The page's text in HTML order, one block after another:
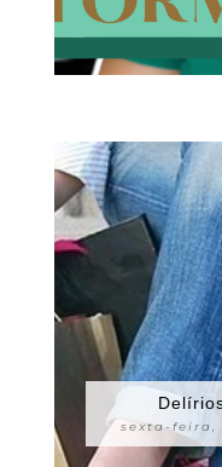
sexta-feira,